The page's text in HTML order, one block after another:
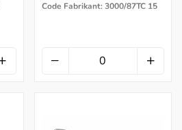
Code Fabrikant: 3000/87TC 15